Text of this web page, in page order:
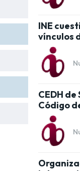
INE
vínculos
CEDH
Código